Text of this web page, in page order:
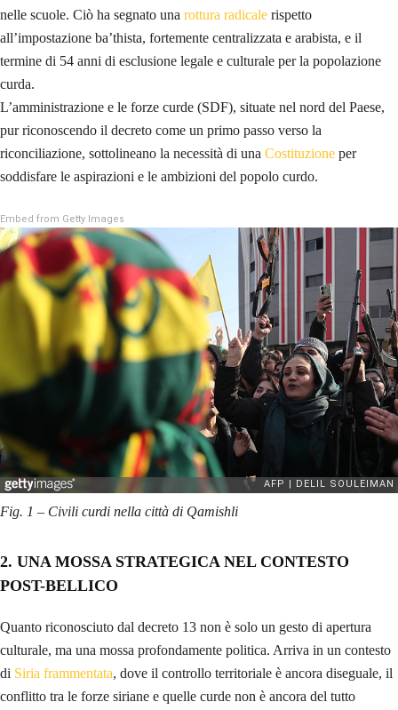
nelle scuole. Ciò ha segnato una rottura radicale rispetto
all’impostazione ba’thista, fortemente centralizzata e arabista, e il
termine di 54 anni di esclusione legale e culturale per la popolazione
curda.
L’amministrazione e le forze curde (SDF), situate nel nord del Paese,
pur riconoscendo il decreto come un primo passo verso la
riconciliazione, sottolineano la necessità di una Costituzione per
soddisfare le aspirazioni e le ambizioni del popolo curdo.
Embed from Getty Images
Fig. 1 – Civili curdi nella città di Qamishli
2. UNA MOSSA STRATEGICA NEL CONTESTO
POST-BELLICO
Quanto riconosciuto dal decreto 13 non è solo un gesto di apertura
culturale, ma una mossa profondamente politica. Arriva in un contesto
di Siria frammentata, dove il controllo territoriale è ancora diseguale, il
conflitto tra le forze siriane e quelle curde non è ancora del tutto